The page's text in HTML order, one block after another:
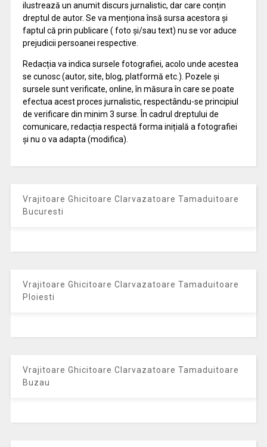
ilustrează un anumit discurs jurnalistic, dar care conțin
dreptul de autor. Se va menționa însă sursa acestora și
faptul că prin publicare ( foto și/sau text) nu se vor aduce
prejudicii persoanei respective.
Redacția va indica sursele fotografiei, acolo unde acestea
se cunosc (autor, site, blog, platformă etc.). Pozele și
sursele sunt verificate, online, în măsura în care se poate
efectua acest proces jurnalistic, respectându-se principiul
de verificare din minim 3 surse. În cadrul dreptului de
comunicare, redacția respectă forma inițială a fotografiei
și nu o va adapta (modifica).
Vrajitoare Ghicitoare Clarvazatoare Tamaduitoare
Bucuresti
Vrajitoare Ghicitoare Clarvazatoare Tamaduitoare
Ploiesti
Vrajitoare Ghicitoare Clarvazatoare Tamaduitoare
Buzau